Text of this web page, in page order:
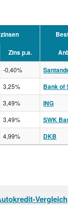
Zins p.a.
-0,40%
3,25% Bank of
3,49% ING
3,49% SWK
4,99% DKB
Vergleich